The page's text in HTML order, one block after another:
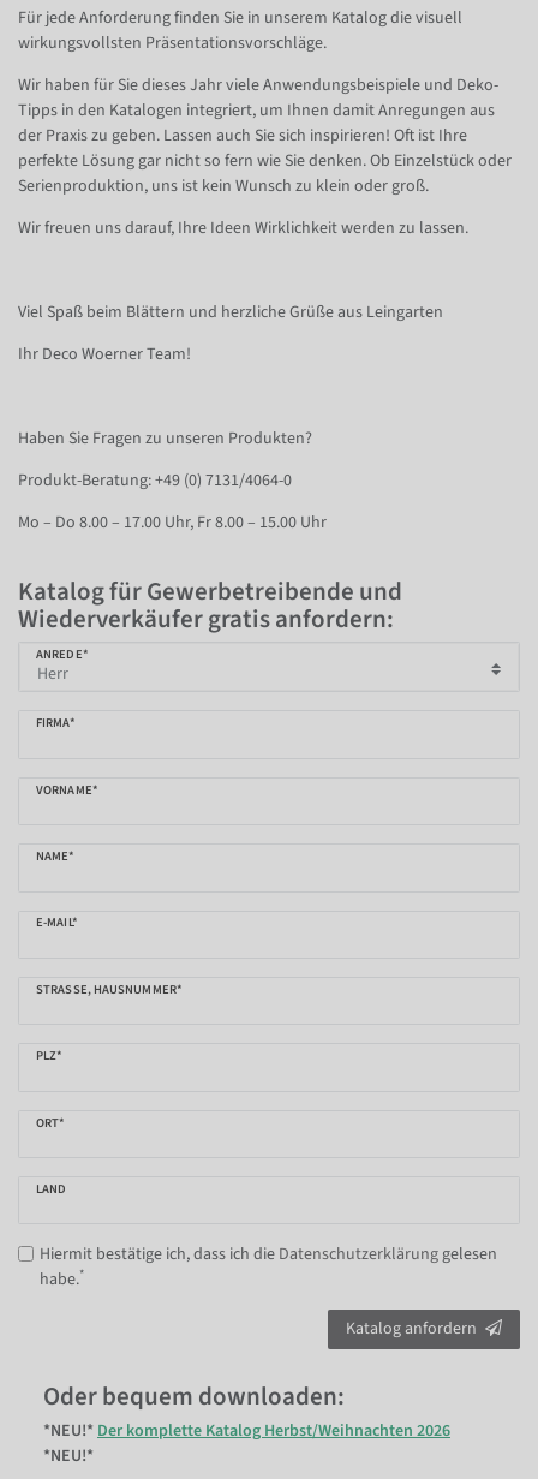
Für jede Anforderung finden Sie in unserem Katalog die visuell
wirkungsvollsten Präsentationsvorschläge.
Wir haben für Sie dieses Jahr viele Anwendungsbeispiele und Deko-
Tipps in den Katalogen integriert, um Ihnen damit Anregungen aus
der Praxis zu geben. Lassen auch Sie sich inspirieren! Oft ist Ihre
perfekte Lösung gar nicht so fern wie Sie denken. Ob Einzelstück oder
Serienproduktion, uns ist kein Wunsch zu klein oder groß.
Wir freuen uns darauf, Ihre Ideen Wirklichkeit werden zu lassen.
Viel Spaß beim Blättern und herzliche Grüße aus Leingarten
Ihr Deco Woerner Team!
Haben Sie Fragen zu unseren Produkten?
Produkt-Beratung: +49 (0) 7131/4064-0
Mo – Do 8.00 – 17.00 Uhr, Fr 8.00 – 15.00 Uhr
Katalog für Gewerbetreibende und
Wiederverkäufer gratis anfordern:
ANREDE*
FIRMA*
VORNAME*
NAME*
E-MAIL*
STRASSE, HAUSNUMMER*
PLZ*
ORT*
LAND
Hiermit bestätige ich, dass ich die Daten­schutz­erklärunggelesen
habe.*
Katalog anfordern
Oder bequem downloaden:
*NEU!*Der komplette Katalog Herbst/Weihnachten 2026
*NEU!*